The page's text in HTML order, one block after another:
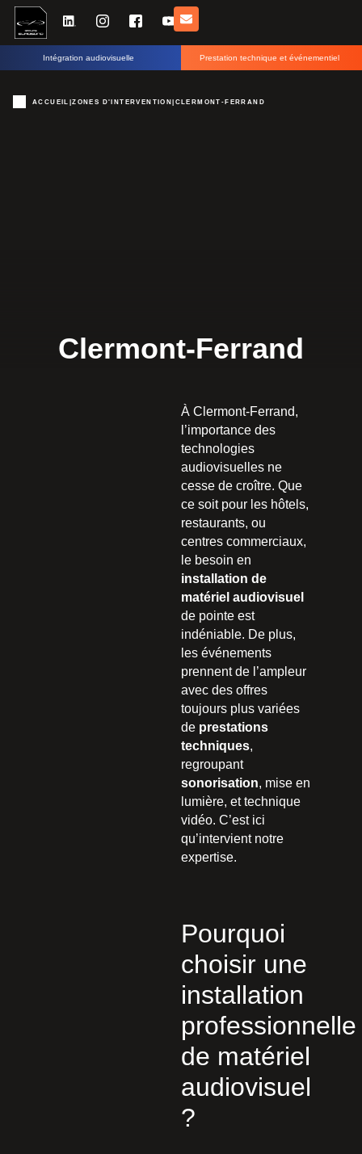
Intégration audiovisuelle Prestation technique et événementiel
ACCUEIL |ZONES D'INTERVENTION CLERMONT-FERRAND
Clermont-Ferrand
À Clermont-Ferrand,
l’importance des
technologies
audiovisuelles ne
cesse de croître. Que
ce soit pour les hôtels,
restaurants, ou
centres commerciaux,
le besoin en
installation de
matériel audiovisuel
de pointe est
indéniable. De plus,
les événements
prennent de l’ampleur
avec des offres
toujours plus variées
de prestations
techniques,
regroupant
sonorisation, mise en
lumière, et technique
vidéo. C’est ici
qu’intervient notre
expertise.
Pourquoi
choisir une
installation
professionnelle
de matériel
audiovisuel
?